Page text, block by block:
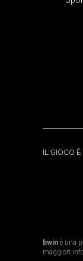
IL GIOCO
bwin è una
maggiori